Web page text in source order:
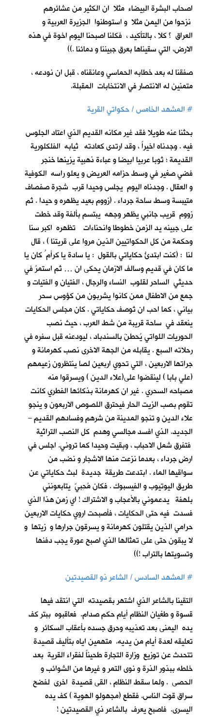
اصحاب البشرة البيضاء مثلا ان الكثير من عشائرهم
نزحوا من اليمن مثلا و استوطنوا الجزيرة العربية و
العراق ؟ كلا ، بالتأكيد ، فكلنا اصبحنا اليوم اخوة في هذه
الارض، التي سقيناها بعرق جبيننا و دمائنا .))
صفقنا له بعد خطابه الحماسي وعانقناه ، قبل ان نودعه ،
متمنين له الانتصار في الانتخابات المقبلة.
#المشهد الخامس / حكواتي القرية
بحثنا عنه طويلا فقد غير مكانه القديم الذي اعتاد الجلوس
فيه . وجدناه اخيراً ، وقد ارتدى كعادته ثيابه الفلكلورية
القديمة ؛ ثوبا عربيا ابيضا و عباءة ذهبية يزينها خنجر
فضي صغير في وسط حزامه العريض و يعلو راسه الكوفية
و العقال . وجدناه اليوم يجلس وحيدا قرب شجرة صفصاف
متيبسة وسط ساحة جرداء . (زووم بعيد يظهره و حيدا . ثم
زووم قريب جانبي يظهر وجهه يبتسم بألفة وقد خطت
على جبينه يد الزمن خطوطا وانحناءات تظهره اكبر سنا
وحكمة من كل الحكواتيين الذين مروا على قريتنا ) ، قال
لنا : (كنت ابتدئُ حكاياتي بالقول : يا سادة يا كرأم ُ كان يا
ما كان في قديم وسالف الازمان يحكى ان … ثم استمرُ في
حديثي الساحر لقلوب النساء والرجال ، الفتيان و الفتيات و
جمع من الاطفال ممن كانوا يشربون من كؤوس سحر
بياني ، كما احب ان تُوصف حكاياتي . كان مجلس الحكايات
ينعقد في ساحة قريبة من شط العرب ، حيث نصب
الحوريات اللواتي يُحطنَ بالسندباد ، ليودعنه قبل سفره في
رحلاته السبع . يقابله من الجهة الاخرى نصب كهرمانة و
جراتها الاربعين ، التي تحوي اربعين لصا ينتظرون زعيمهم
(علي بابا ) لينقضوا على(علاء الدين ) ويسرقوا منه
مصباحه السحري . غير ان كهرمانة بذكائها الفطري كانت
تقوم بصب الزيت الحار فيحترق اللصوص الاربعون و ينجو
علاء الدين و تنجو المدينة من شرهم وفسادهم القديم –
الجديد. الذي افسد مجالسي وهدم كل النصب التراثية
فتفرق شمل الاحباب ، وبقيت وحيدا كما تروني. اجلس في
ارضٍ جرداء ، بعدما نزعت منها الاشجار و نضب من
سواقيها الماء . ابتدعت طريقة جديدة لبث حكاياتي عن
طريق اليوتيوب و الفيسبوك . فكان مُحِبيّ يتابعونني
بلهفة يدعموني بالأعجاب و الاشتراك ! اي زمنٍ هذا الذي
فسدت فيه حتى الحكايات ، فأصبحت اروي حكايات الاربعين
حرامي الذين يقتلون كهرمانة و يسرقون جرارها و زيتها و
لا يبقون حتى على تمثالها الذي اصبح عورة يجب دفنها
وتسويتها بالتراب !))
#المشهد السادس / الشاعر ذو القصيدتين
التقينا بالشاعر الذي اشتهر بقصيدته التي انتقد فيها
قسوة و طغيان النظام أيام حكم صدام. فعاقبوه ببتر كف
يده اليمنى بعد تعذيبه وحرق جسده بأعقاب السكائر و
تعليقه لعدة أيام من يديه. متهمين اياه بتأليف قصيدة
تتحدث عن توزيع وزارة التجارة طحيناً لفقراء القرية بعد
خلطه ببذور الذرة و نوى التمر و غيرها من الشوائب و
الحصى . ولما سقط النظام ، القى قصيدة اخرى لفضح
سراق قوت الناس. فقطع (مجهولو الهوية ) كف يده
اليسرى. فاصبح يعرف بالشاعر ذي القصيدتين !